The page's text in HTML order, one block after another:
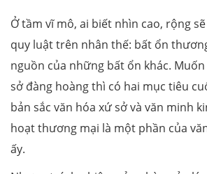
Ở tầm vĩ mô, ai biết nhìn cao, rộng
quy luật trên nhân thế: bất ổn
nguồn của những bất ổn khác.
sở đàng hoàng thì có hai mục tiêu
bản sắc văn hóa xứ sở và văn minh
hoạt thương mại là một phần của
ấy.